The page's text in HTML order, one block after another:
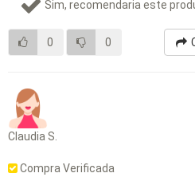
Sim, recomendaria este
0 0
Claudia S.
Compra Verificada